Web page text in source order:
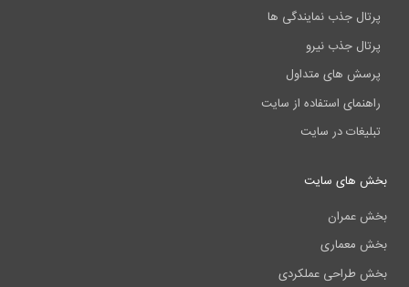
جذب نمایندگی ها
جذب نیرو
های متداول
استفاده از سایت
در سایت
های سایت
عمران
معماری
طراحی عملکردی